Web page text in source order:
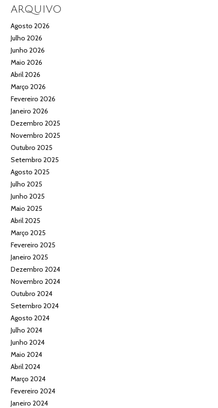
ARQUIVO
Agosto 2026
Julho 2026
Junho 2026
Maio 2026
Abril 2026
Março 2026
Fevereiro 2026
Janeiro 2026
Dezembro 2025
Novembro 2025
Outubro 2025
Setembro 2025
Agosto 2025
Julho 2025
Junho 2025
Maio 2025
Abril 2025
Março 2025
Fevereiro 2025
Janeiro 2025
Dezembro 2024
Novembro 2024
Outubro 2024
Setembro 2024
Agosto 2024
Julho 2024
Junho 2024
Maio 2024
Abril 2024
Março 2024
Fevereiro 2024
Janeiro 2024